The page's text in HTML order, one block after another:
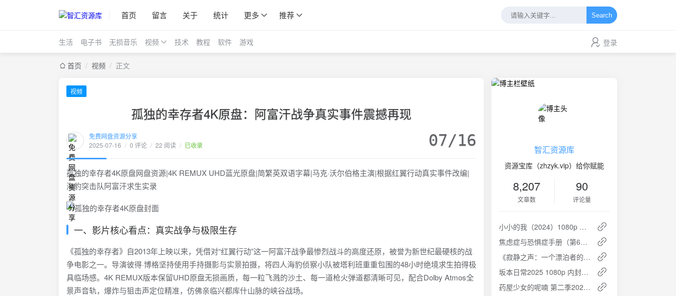
首页 留言 关于 统计 更多 推荐 Search
生活 电子书 无损音乐 视频 技术 教程 软件 游戏 登录
首页 / 视频 / 正文
视频
孤独的幸存者4K原盘：阿富汗战争真实事件震撼再现
免费网盘资源分享
2025-07-16 / 0 评论 / 22 阅读 / 已收录 07/16
孤独的幸存者4K原盘网盘资源|4K REMUX UHD蓝光原盘|简繁英双语字幕|马克·沃尔伯格主演|根据红翼行动真实事件改编|
海豹突击队阿富汗求生实录
一、影片核心看点：真实战争与极限生存
《孤独的幸存者》自2013年上映以来，凭借对“红翼行动”这一阿富汗战争最惨烈战斗的高度还原，被誉为新世纪最硬核的战
争电影之一。导演彼得·博格坚持使用手持摄影与实景拍摄，将四人海豹侦察小队被塔利班重重包围的48小时绝境求生拍得极
具临场感。4K REMUX版本保留UHD原盘无损画质，每一粒飞溅的沙土、每一道枪火弹道都清晰可见，配合Dolby Atmos全
景声音轨，爆炸与狙击声定位精准，仿佛亲临兴都库什山脉的峡谷战场。
智汇资源库
资源宝库（zhzyk.vip）给你赋能
8,207
文章数
90
评论量
小小的我（2024）1080p 内嵌中字 净版版 电影
焦虑症与恐惧症手册（第6版）：全球畅销心理自助指南
《寂静之声：一个漂泊者的诗歌与思考笔记》pdf+全格式 夸克网盘高速下载+免费资源
坂本日常2025 1080p 内封简繁夸克网盘高速下载
药屋少女的呢喃 第二季2025 1080p 动漫（附第一季+电子书+漫画） 免费下载